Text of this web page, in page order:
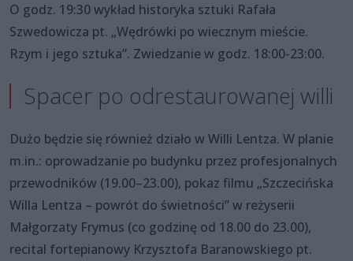
O godz. 19:30 wykład historyka sztuki Rafała
Szwedowicza pt. „Wędrówki po wiecznym mieście.
Rzym i jego sztuka”. Zwiedzanie w godz. 18:00-23:00.
Spacer po odrestaurowanej willi
Dużo będzie się również działo w Willi Lentza. W planie
m.in.: oprowadzanie po budynku przez profesjonalnych
przewodników (19.00–23.00), pokaz filmu „Szczecińska
Willa Lentza – powrót do świetności” w reżyserii
Małgorzaty Frymus (co godzinę od 18.00 do 23.00),
recital fortepianowy Krzysztofa Baranowskiego pt.